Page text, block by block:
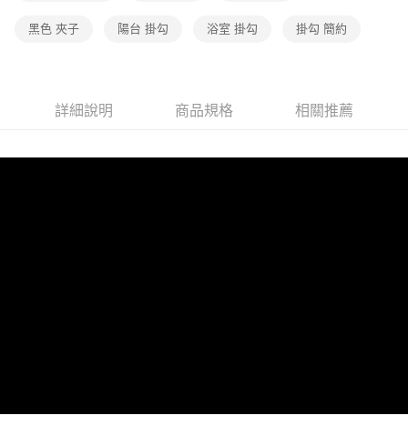
黑色 夾子 陽台 掛勾 浴室 掛勾 掛勾 簡約
詳細說明 商品規格 相關推薦